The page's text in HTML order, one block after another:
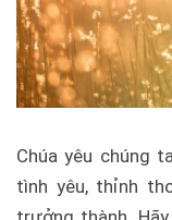
Chúa yêu chúng
tình yêu, thỉnh